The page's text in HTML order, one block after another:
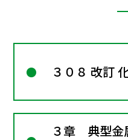
３０８ 改訂
３章 典型金